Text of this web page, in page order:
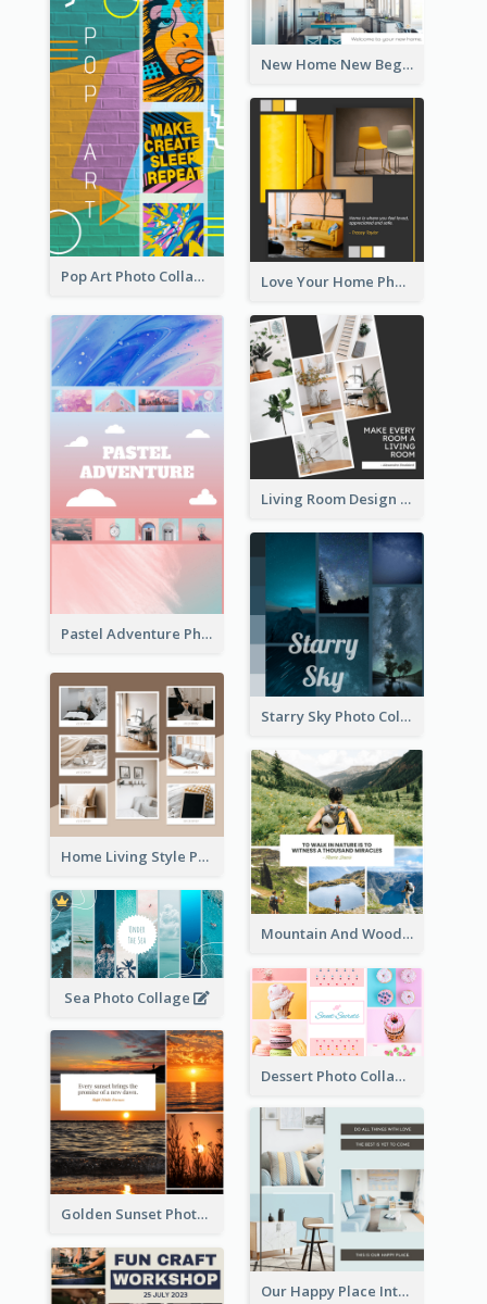
New Home New Beginning Photo Collage
Pop Art Photo Collage Love Your Home Photo Collage
Pastel Adventure Photo Collage
Living Room Design Photo Collage
Starry Sky Photo Collage
Home Living Style Photo Collage
Mountain And Woods Photo Collage
Sea Photo Collage
Dessert Photo Collage
Golden Sunset Photo Collage
Our Happy Place Interior Photo Collage